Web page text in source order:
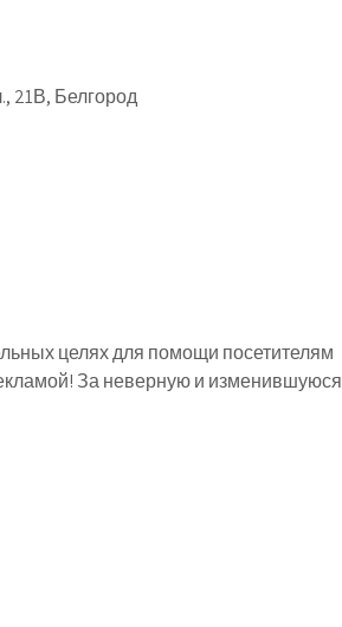
21В, Белгород
целях для помощи посетителям
За неверную и изменившуюся